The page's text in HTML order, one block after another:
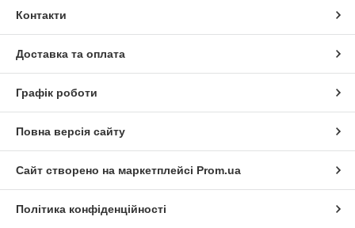
Контакти
Доставка та оплата
Графік роботи
Повна версія сайту
Сайт створено на маркетплейсі Prom.ua
Політика конфіденційності